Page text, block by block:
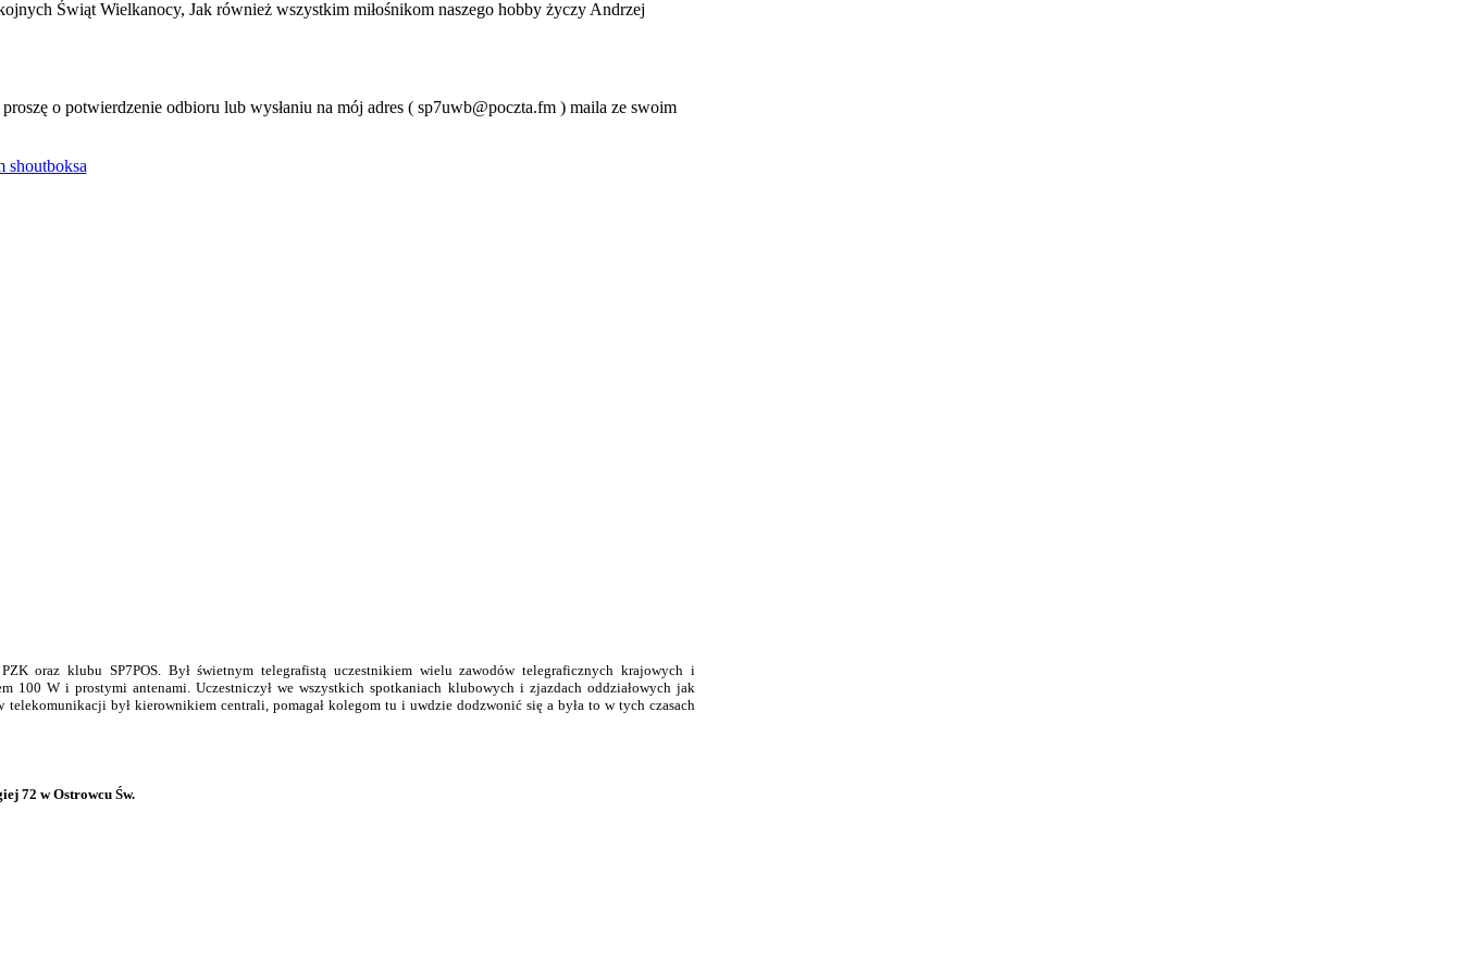
Świąt Wielkanocy, Jak również wszystkim miłośnikom naszego hobby życzy Andrzej
o potwierdzenie odbioru lub wysłaniu na mój adres ( sp7uwb@poczta.fm ) maila ze swoim
shoutboksa
oraz klubu SP7POS. Był świetnym telegrafistą uczestnikiem wielu zawodów telegraficznych krajowych i
100 W i prostymi antenami. Uczestniczył we wszystkich spotkaniach klubowych i zjazdach oddziałowych jak
był kierownikiem centrali, pomagał kolegom tu i uwdzie dodzwonić się a była to w tych czasach
72 w Ostrowcu Św.